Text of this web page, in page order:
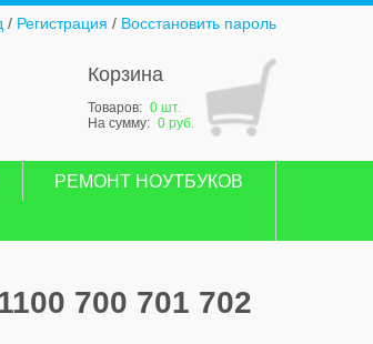
/ Регистрация / Восстановить пароль
Корзина
Товаров: 0 шт.
На сумму: 0 руб.
РЕМОНТ НОУТБУКОВ
700 701 702